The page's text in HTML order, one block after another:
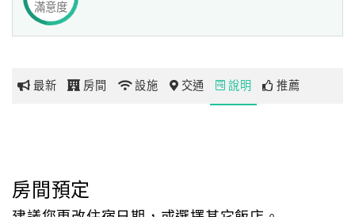
網
玩
地
圖
滿意度
最新 房間 設施 交通 說明 推薦
房間預定